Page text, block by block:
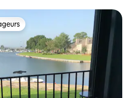
les plus appréciés